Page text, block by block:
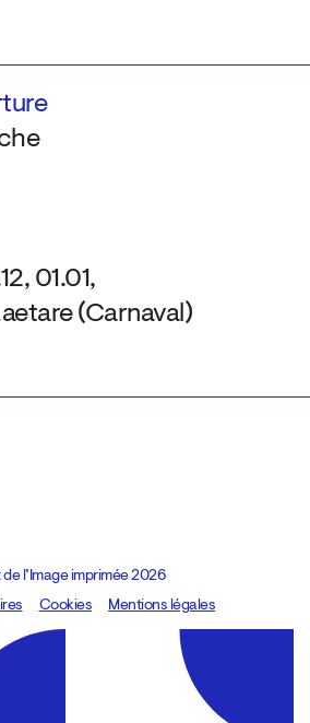
01.01,
(Carnaval)
l’Image imprimée 2026
, code:8080.studio
Cookies Mentions légales